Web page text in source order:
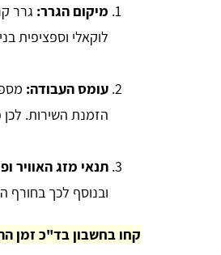
מיקום הגרר: גרר
לוקאלי וספציפית
עומס העבודה:
הזמנת השירות.
תנאי מזג האוויר
ובנוסף לכך בחורף
קחו בחשבון בד"כ זמן